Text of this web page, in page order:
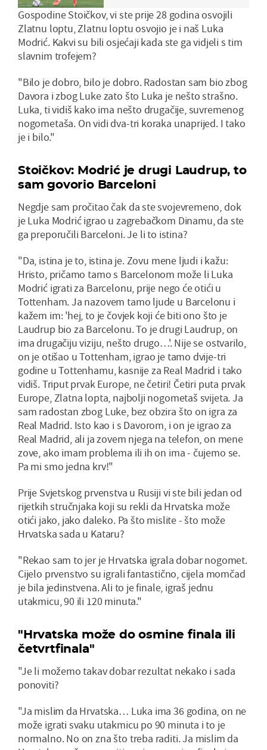
Gospodine Stoičkov, vi ste prije 28 godina osvojili
Zlatnu loptu, Zlatnu loptu osvojio je i naš Luka
Modrić. Kakvi su bili osjećaji kada ste ga vidjeli s tim
slavnim trofejem?
"Bilo je dobro, bilo je dobro. Radostan sam bio zbog
Davora i zbog Luke zato što Luka je nešto strašno.
Luka, ti vidiš kako ima nešto drugačije, suvremenog
nogometaša. On vidi dva-tri koraka unaprijed. I tako
je i bilo."
Stoičkov: Modrić je drugi Laudrup, to
sam govorio Barceloni
Negdje sam pročitao čak da ste svojevremeno, dok
je Luka Modrić igrao u zagrebačkom Dinamu, da ste
ga preporučili Barceloni. Je li to istina?
"Da, istina je to, istina je. Zovu mene ljudi i kažu:
Hristo, pričamo tamo s Barcelonom može li Luka
Modrić igrati za Barcelonu, prije nego će otići u
Tottenham. Ja nazovem tamo ljude u Barcelonu i
kažem im: 'hej, to je čovjek koji će biti ono što je
Laudrup bio za Barcelonu. To je drugi Laudrup, on
ima drugačiju viziju, nešto drugo…'. Nije se ostvarilo,
on je otišao u Tottenham, igrao je tamo dvije-tri
godine u Tottenhamu, kasnije za Real Madrid i tako
vidiš. Triput prvak Europe, ne četiri! Četiri puta prvak
Europe, Zlatna lopta, najbolji nogometaš svijeta. Ja
sam radostan zbog Luke, bez obzira što on igra za
Real Madrid. Isto kao i s Davorom, i on je igrao za
Real Madrid, ali ja zovem njega na telefon, on mene
zove, ako imam problema ili ih on ima - čujemo se.
Pa mi smo jedna krv!"
Prije Svjetskog prvenstva u Rusiji vi ste bili jedan od
rijetkih stručnjaka koji su rekli da Hrvatska može
otići jako, jako daleko. Pa što mislite - što može
Hrvatska sada u Kataru?
"Rekao sam to jer je Hrvatska igrala dobar nogomet.
Cijelo prvenstvo su igrali fantastično, cijela momčad
je bila jedinstvena. Ali to je finale, igraš jednu
utakmicu, 90 ili 120 minuta."
"Hrvatska može do osmine finala ili
četvrtfinala"
"Je li možemo takav dobar rezultat nekako i sada
ponoviti?
"Ja mislim da Hrvatska… Luka ima 36 godina, on ne
može igrati svaku utakmicu po 90 minuta i to je
normalno. No on zna što treba raditi. Ja mislim da